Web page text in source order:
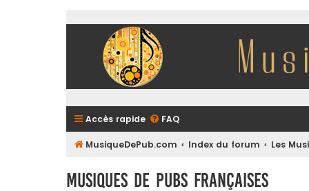
Accès rapide FAQ
MusiqueDePub.com Index du forum Les
Musiques de Pubs Françaises